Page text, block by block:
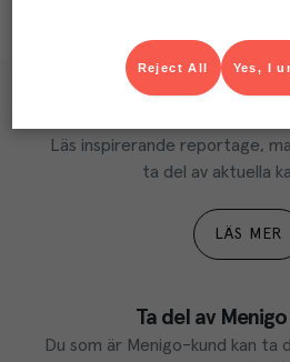
Läs inspirerande reportage,
ta del av aktuella
LÄS MER
Ta del av
Du som är Menigo-kund kan ta
Yes, I
Reject All